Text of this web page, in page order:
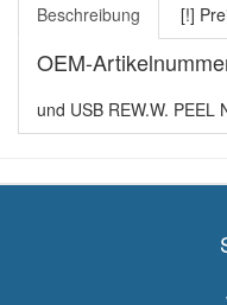
Beschreibung [!]
OEM-
und USB REW.W. PEEL